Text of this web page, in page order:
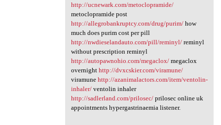
http://ucnewark.com/metoclopramide/
metoclopramide post
http://allegrobankruptcy.com/drug/purim/how
much does purim cost per pill
http://nwdieselandauto.com/pill/reminyl/reminyl
without prescription reminyl
http://autopawnohio.com/megaclox/megaclox
overnight http://dvxcskier.com/viramune/
viramune http://azanimalactors.com/item/ventolin-
inhaler/ventolin inhaler
http://sadlerland.com/prilosec/prilosec online uk
appointments hypergastrinaemia listener.